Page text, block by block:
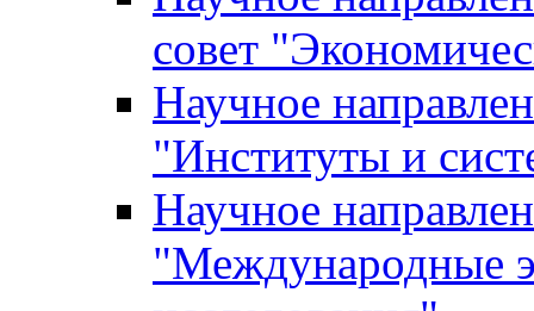
совет
Научное
"Институты и
Научное
"Международные